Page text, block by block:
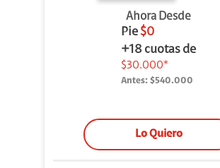
Ahora Desde
Pie $0
+18 cuotas de
$30.000*
Antes: $540.000
Lo Quiero